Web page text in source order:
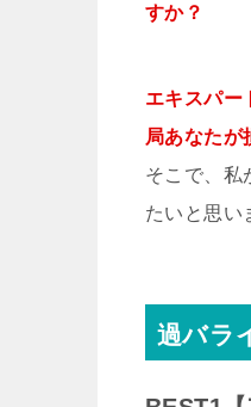
すか？
エキスパー
局あなたが
そこで、私
たいと思い
過バラ